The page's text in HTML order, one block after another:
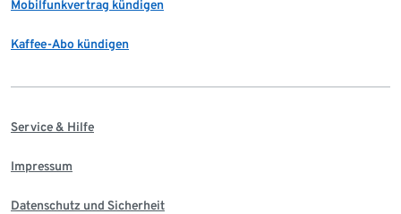
Mobilfunkvertrag kündigen
Kaffee-Abo kündigen
Service & Hilfe
Impressum
Datenschutz und Sicherheit